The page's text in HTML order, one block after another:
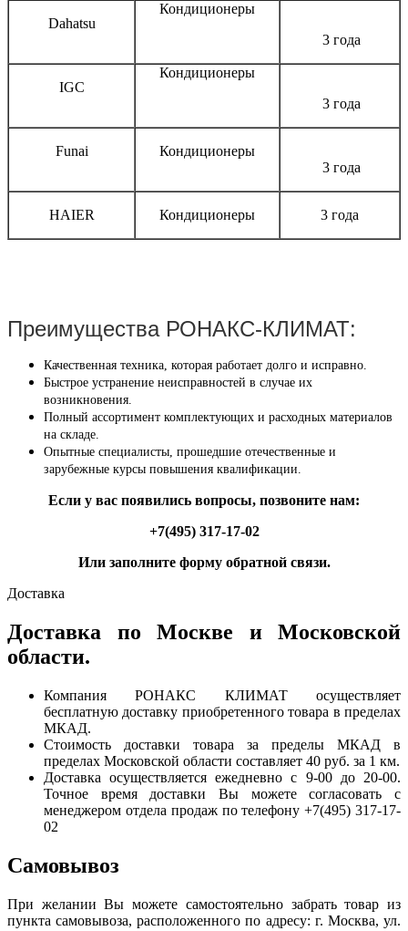
Dahatsu
Кондиционеры
3 года
IGC
Кондиционеры
3 года
Funai
Кондиционеры
3 года
HAIER Кондиционеры 3 года
Преимущества РОНАКС-КЛИМАТ:
Качественная техника, которая работает долго и исправно.
Быстрое устранение неисправностей в случае их
возникновения.
Полный ассортимент комплектующих и расходных материалов
на складе.
Опытные специалисты, прошедшие отечественные и
зарубежные курсы повышения квалификации.
Если у вас появились вопросы, позвоните нам:
+7(495) 317-17-02
Или заполните форму обратной связи.
Доставка
Доставка по Москве и Московской
области.
Компания РОНАКС КЛИМАТ осуществляет
бесплатную доставку приобретенного товара в пределах
МКАД.
Стоимость доставки товара за пределы МКАД в
пределах Московской области составляет 40 руб. за 1 км.
Доставка осуществляется ежедневно с 9-00 до 20-00.
Точное время доставки Вы можете согласовать с
менеджером отдела продаж по телефону +7(495) 317-17-
02
Самовывоз
При желании Вы можете самостоятельно забрать товар из
пункта самовывоза, расположенного по адресу: г. Москва, ул.